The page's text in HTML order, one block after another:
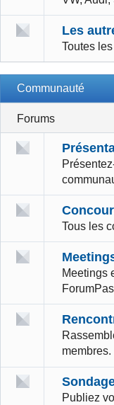
Les
Toutes
Communauté
Forums
Tous les
Meetings
membres.
Publiez